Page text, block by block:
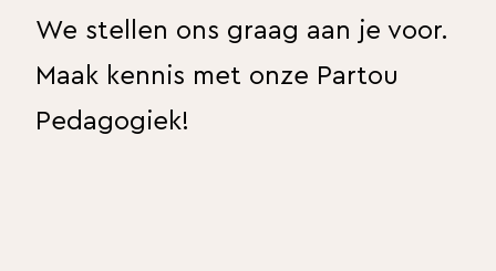
We stellen ons graag aan je voor.
Maak kennis met onze Partou
Pedagogiek!